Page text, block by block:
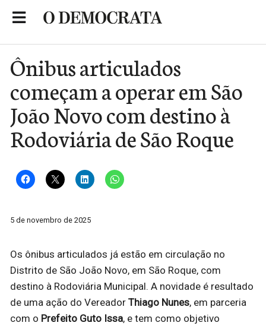
Ônibus articulados
começam a operar em São
João Novo com destino à
Rodoviária de São Roque
5 de novembro de 2025
Os ônibus articulados já estão em circulação no
Distrito de São João Novo, em São Roque, com
destino à Rodoviária Municipal. A novidade é resultado
de uma ação do Vereador Thiago Nunes, em parceria
com o Prefeito Guto Issa, e tem como objetivo